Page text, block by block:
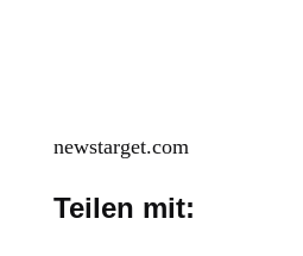
newstarget.com
Teilen mit: